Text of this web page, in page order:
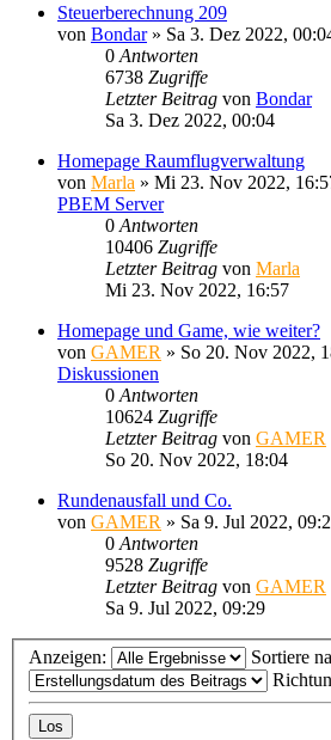
Steuerberechnung 209
von Bondar» Sa 3. Dez 2022,
0 Antworten
6738 Zugriffe
Letzter Beitrag von Bondar
Sa 3. Dez 2022, 00:04
Homepage Raumflugverwaltung
von Marla » Mi 23. Nov 2022,
PBEM Server
0 Antworten
10406 Zugriffe
Letzter Beitrag von Marla
Mi 23. Nov 2022, 16:57
Homepage und Game, wie weiter?
von GAMER » So 20. Nov 2022,
Diskussionen
0 Antworten
10624 Zugriffe
Letzter Beitrag von GAMER
So 20. Nov 2022, 18:04
Rundenausfall und Co.
von GAMER » Sa 9. Jul 2022,
0 Antworten
9528 Zugriffe
Letzter Beitrag von GAMER
Sa 9. Jul 2022, 09:29
Anzeigen:
Sortiere